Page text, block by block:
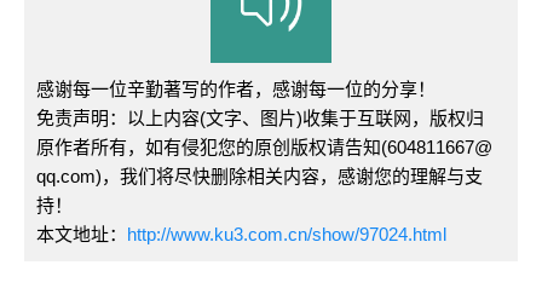
感谢每一位辛勤著写的作者，感谢每一位的分享！
免责声明：以上内容(文字、图片)收集于互联网，版权归
原作者所有，如有侵犯您的原创版权请告知(604811667@
qq.com)，我们将尽快删除相关内容，感谢您的理解与支
持！
本文地址： http://www.ku3.com.cn/show/97024.html